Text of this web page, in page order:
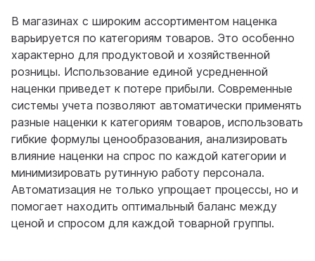
В магазинах с широким ассортиментом наценка
варьируется по категориям товаров. Это особенно
характерно для продуктовой и хозяйственной
розницы. Использование единой усредненной
наценки приведет к потере прибыли. Современные
системы учета позволяют автоматически применять
разные наценки к категориям товаров, использовать
гибкие формулы ценообразования, анализировать
влияние наценки на спрос по каждой категории и
минимизировать рутинную работу персонала.
Автоматизация не только упрощает процессы, но и
помогает находить оптимальный баланс между
ценой и спросом для каждой товарной группы.